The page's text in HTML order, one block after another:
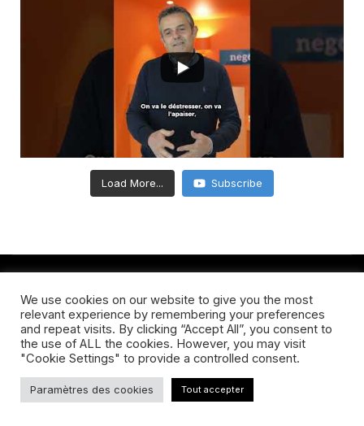
Load More... Subscribe
A Propos Codes Promos
Nous Contacter
Politique De Confidentialité
We use cookies on our website to give you the most
relevant experience by remembering your preferences
and repeat visits. By clicking “Accept All”, you consent to
the use of ALL the cookies. However, you may visit
"Cookie Settings" to provide a controlled consent.
Paramètres des cookies Tout accepter